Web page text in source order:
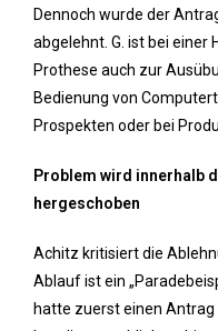
Dennoch wurde der
abgelehnt. G. ist bei
Prothese auch zur
Bedienung von
Prospekten oder bei
Problem wird innerhalb
hergeschoben
Achitz kritisiert die
Ablauf ist ein
hatte zuerst einen Antrag